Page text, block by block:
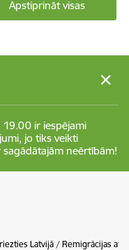
Apstiprināt visas
ir iespējami
jo tiks veikti
neērtībām!
Latvijā / Remigrācijas